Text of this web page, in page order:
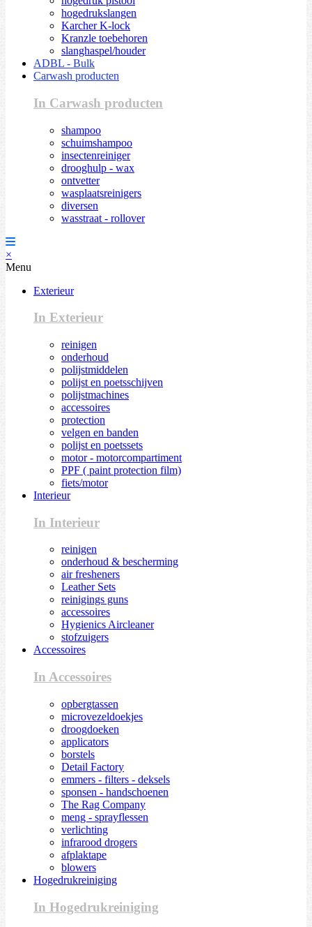
hogedrukslangen
Karcher K-lock
Kranzle toebehoren
slanghaspel/houder
ADBL - Bulk
Carwash producten
In Carwash producten
shampoo
schuimshampoo
insectenreiniger
drooghulp - wax
ontvetter
wasplaatsreinigers
diversen
wasstraat - rollover
×
Menu
Exterieur
In Exterieur
reinigen
onderhoud
polijstmiddelen
polijst en poetsschijven
polijstmachines
accessoires
protection
velgen en banden
polijst en poetssets
motor - motorcompartiment
PPF ( paint protection film)
fiets/motor
Interieur
In Interieur
reinigen
onderhoud & bescherming
air fresheners
Leather Sets
reinigings guns
accessoires
Hygienics Aircleaner
stofzuigers
Accessoires
In Accessoires
opbergtassen
microvezeldoekjes
droogdoeken
applicators
borstels
Detail Factory
emmers - filters - deksels
sponsen - handschoenen
The Rag Company
meng - sprayflessen
verlichting
infrarood drogers
afplaktape
blowers
Hogedrukreiniging
In Hogedrukreiniging